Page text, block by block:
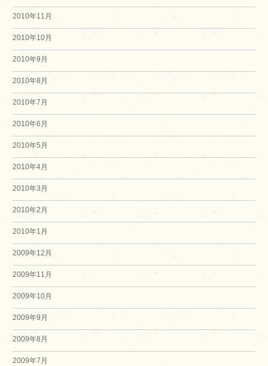
2010年11月
2010年10月
2010年9月
2010年8月
2010年7月
2010年6月
2010年5月
2010年4月
2010年3月
2010年2月
2010年1月
2009年12月
2009年11月
2009年10月
2009年9月
2009年8月
2009年7月